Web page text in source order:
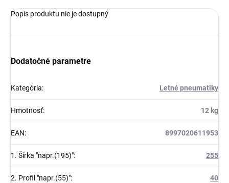
Popis produktu nie je dostupný
Dodatočné parametre
Kategória: Letné pneumatiky
Hmotnosť: 12 kg
EAN: 8997020611953
1. Šírka "napr.(195)": 255
2. Profil "napr.(55)": 40